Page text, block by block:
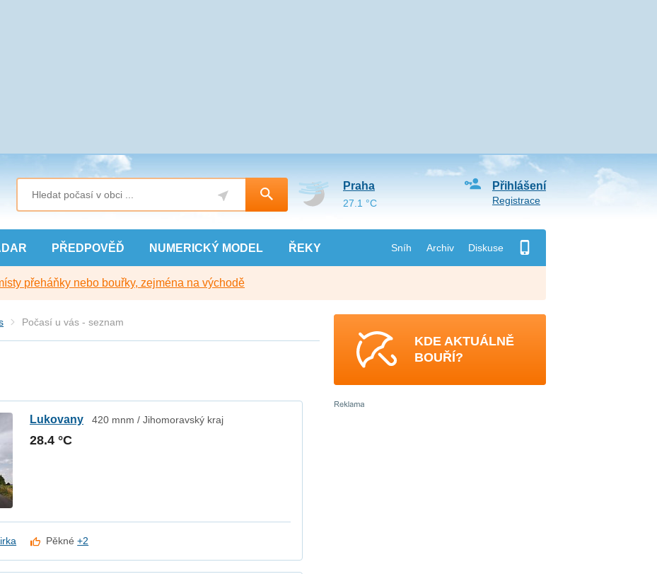
PŘEDPOVĚĎ NUMERICKÝ MODEL ŘEKY Sníh Archiv Diskuse
Přihlášení
Registrace
Praha
27.1 °C
přeháňky nebo bouřky, zejména na východě
Počasí u vás - seznam
Lukovany 420 mnm / Jihomoravský kraj
28.4 °C
Pěkné+2
KDE AKTUÁLNĚ
BOUŘÍ?